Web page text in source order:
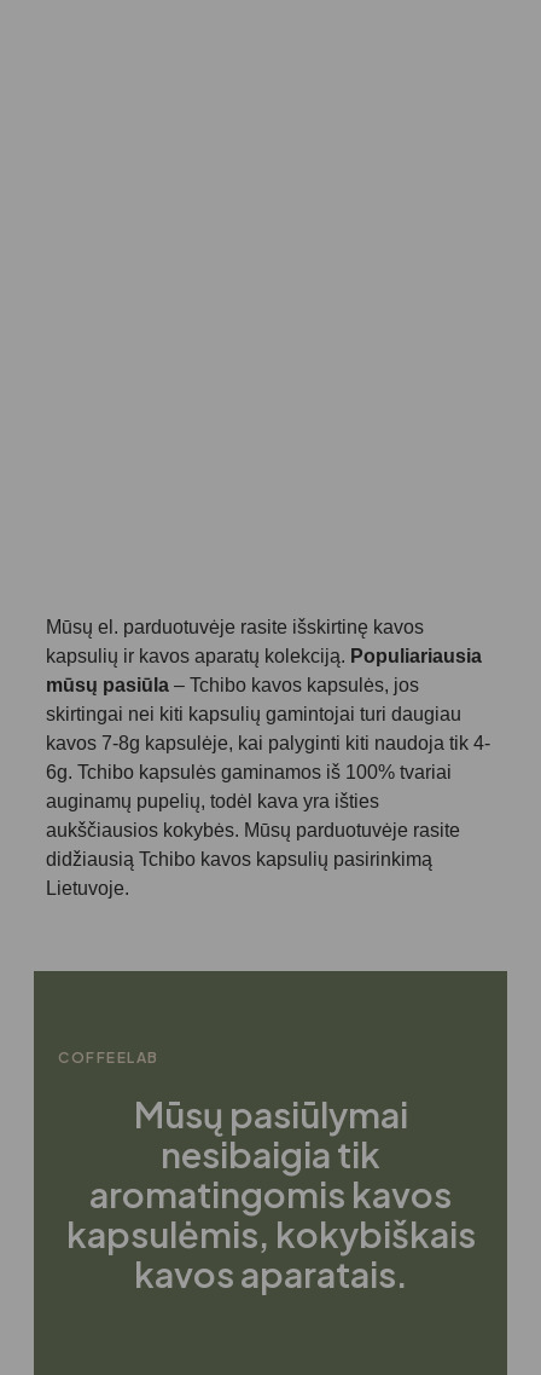
Mūsų el. parduotuvėje rasite išskirtinę kavos
kapsulių ir kavos aparatų kolekciją. Populiariausia
mūsų pasiūla – Tchibo kavos kapsulės, jos
skirtingai nei kiti kapsulių gamintojai turi daugiau
kavos 7-8g kapsulėje, kai palyginti kiti naudoja tik 4-
6g. Tchibo kapsulės gaminamos iš 100% tvariai
auginamų pupelių, todėl kava yra išties
aukščiausios kokybės. Mūsų parduotuvėje rasite
didžiausią Tchibo kavos kapsulių pasirinkimą
Lietuvoje.
COFFEELAB
Mūsų pasiūlymai
nesibaigia tik
aromatingomis kavos
kapsulėmis, kokybiškais
kavos aparatais.